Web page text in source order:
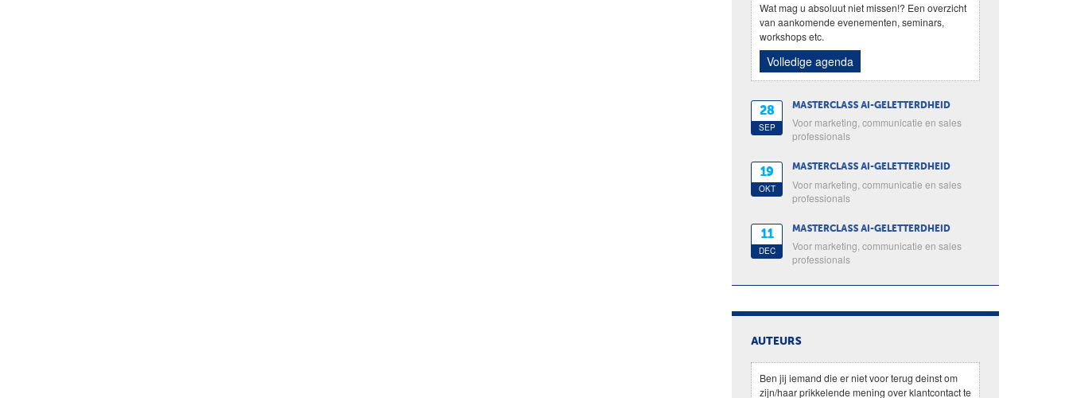
Wat mag u absoluut niet missen!? Een overzicht
van aankomende evenementen, seminars,
workshops etc.
Volledige agenda
28
SEP
MASTERCLASS AI-GELETTERDHEID
Voor marketing, communicatie en sales
professionals
19
OKT
MASTERCLASS AI-GELETTERDHEID
Voor marketing, communicatie en sales
professionals
11
DEC
MASTERCLASS AI-GELETTERDHEID
Voor marketing, communicatie en sales
professionals
AUTEURS
Ben jij iemand die er niet voor terug deinst om
zijn/haar prikkelende mening over klantcontact te